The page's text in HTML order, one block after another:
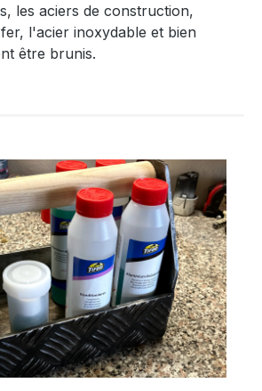
les aciers de construction,
l'acier inoxydable et bien
être brunis.